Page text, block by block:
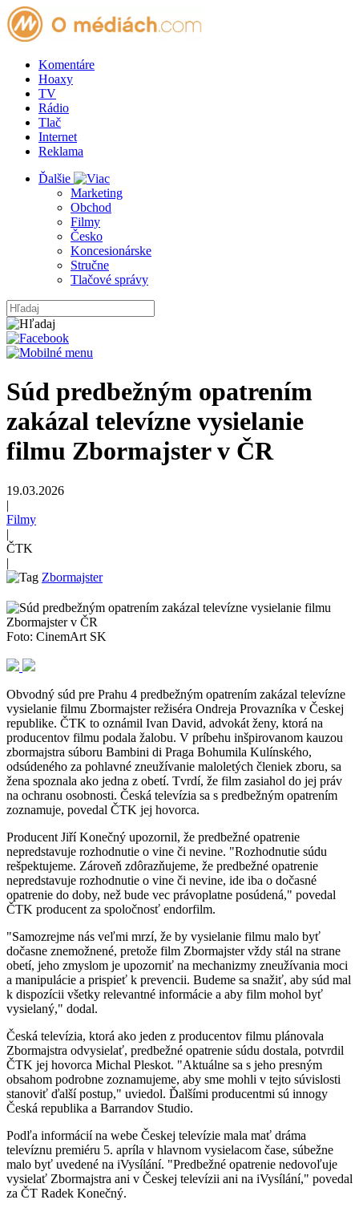
Komentáre
Hoaxy
TV
Rádio
Tlač
Internet
Reklama
Ďalšie
Marketing
Obchod
Filmy
Česko
Koncesionárske
Stručne
Tlačové správy
Súd predbežným opatrením
zakázal televízne vysielanie
filmu Zbormajster v ČR
19.03.2026
|
Filmy
|
ČTK
|
Zbormajster
Foto: CinemArt SK
Obvodný súd pre Prahu 4 predbežným opatrením zakázal televízne
vysielanie filmu Zbormajster režiséra Ondreja Provazníka v Českej
republike. ČTK to oznámil Ivan David, advokát ženy, ktorá na
producentov filmu podala žalobu. V príbehu inšpirovanom kauzou
zbormajstra súboru Bambini di Praga Bohumila Kulínského,
odsúdeného za pohlavné zneužívanie maloletých členiek zboru, sa
žena spoznala ako jedna z obetí. Tvrdí, že film zasiahol do jej práv
na ochranu osobnosti. Česká televízia sa s predbežným opatrením
zoznamuje, povedal ČTK jej hovorca.
Producent Jiří Konečný upozornil, že predbežné opatrenie
nepredstavuje rozhodnutie o vine či nevine. "Rozhodnutie súdu
rešpektujeme. Zároveň zdôrazňujeme, že predbežné opatrenie
nepredstavuje rozhodnutie o vine či nevine, ide iba o dočasné
opatrenie do doby, než bude vec právoplatne posúdená," povedal
ČTK producent za spoločnosť endorfilm.
"Samozrejme nás veľmi mrzí, že by vysielanie filmu malo byť
dočasne znemožnené, pretože film Zbormajster vždy stál na strane
obetí, jeho zmyslom je upozorniť na mechanizmy zneužívania moci
a manipulácie a prispieť k prevencii. Budeme sa snažiť, aby súd mal
k dispozícii všetky relevantné informácie a aby film mohol byť
vysielaný," dodal.
Česká televízia, ktorá ako jeden z producentov filmu plánovala
Zbormajstra odvysielať, predbežné opatrenie súdu dostala, potvrdil
ČTK jej hovorca Michal Pleskot. "Aktuálne sa s jeho presným
obsahom podrobne zoznamujeme, aby sme mohli v tejto súvislosti
stanoviť ďalší postup," uviedol. Ďalšími producentmi sú innogy
Česká republika a Barrandov Studio.
Podľa informácií na webe Českej televízie mala mať dráma
televíznu premiéru 5. apríla v hlavnom vysielacom čase, súbežne
malo byť uvedené na iVysílání. "Predbežné opatrenie nedovoľuje
vysielať Zbormajstra ani v Českej televízii ani na iVysílání," povedal
za ČT Radek Konečný.